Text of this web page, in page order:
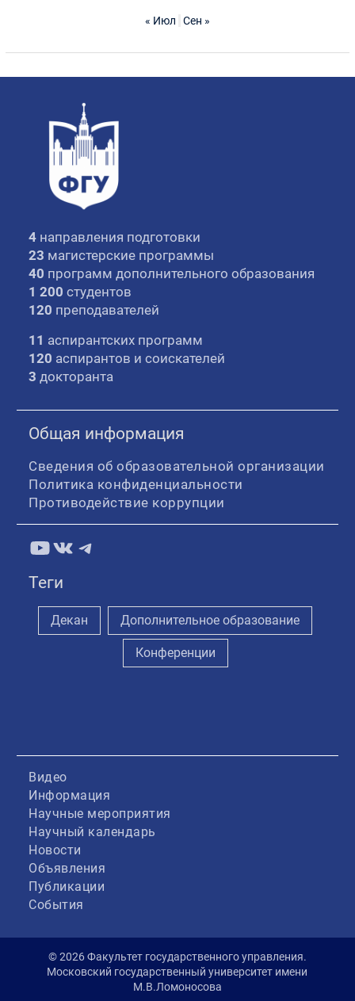
« Июл Сен »
4 направления подготовки
23 магистерские программы
40 программ дополнительного образования
1 200 студентов
120 преподавателей
11 аспирантских программ
120 аспирантов и соискателей
3 докторанта
Общая информация
Сведения об образовательной организации
Политика конфиденциальности
Противодействие коррупции
YouTube
ВКонтакте
Telegram
Теги
Декан Дополнительное образование
Конференции
Видео
Информация
Научные мероприятия
Научный календарь
Новости
Объявления
Публикации
События
© 2026 Факультет государственного управления.
Московский государственный университет имени
М.В.Ломоносова